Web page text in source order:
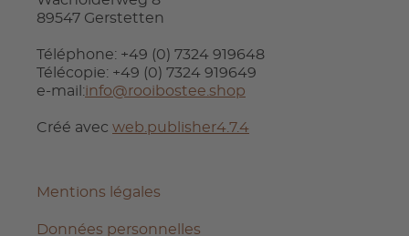
89547 Gerstetten
Téléphone: +49 (0) 7324 919648
Télécopie: +49 (0) 7324 919649
e-mail:info@rooibostee.shop
Créé avec web.publisher4.7.4
Mentions légales
Données personnelles